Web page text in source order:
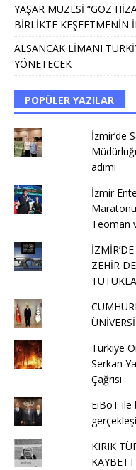
YAŞAR MÜZESİ “GÖZ
BİRLİKTE KEŞFETMENİN
ALSANCAK LİMANI
YÖNETECEK
POPÜLER YAZILAR
İzmir’de
adımı
İzmir
Teoman
ZEHİR
Türkiye
Serkan
Çağrısı
EiBoT ile
KIRIK